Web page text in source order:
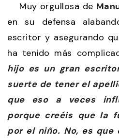
Muy orgullosa de
en su defensa
escritor y asegurando
ha tenido más
hijo es un gran
suerte de tener el
que eso a veces
porque creéis que la
por el niño. No, es